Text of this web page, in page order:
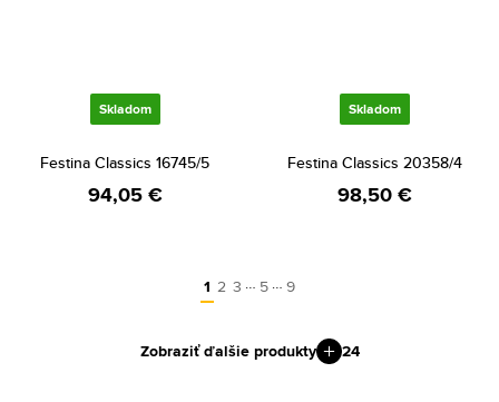
Skladom
Festina Classics 16745/5
94,05 €
Skladom
Festina Classics 20358/4
98,50 €
1 2 3 … 5 … 9
Zobraziť ďalšie produkty 24